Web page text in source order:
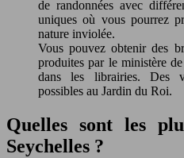
de randonnées avec
uniques où vous pourrez
nature inviolée.
Vous pouvez obtenir des
produites par le ministère
dans les librairies. Des
possibles au Jardin du Roi.
Quelles sont les
Seychelles ?